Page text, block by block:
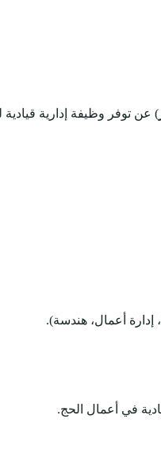
) عن توفر وظيفة إدارية
أعمال، هندسة).